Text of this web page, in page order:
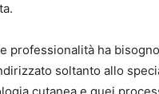
professionalità ha
soltanto allo